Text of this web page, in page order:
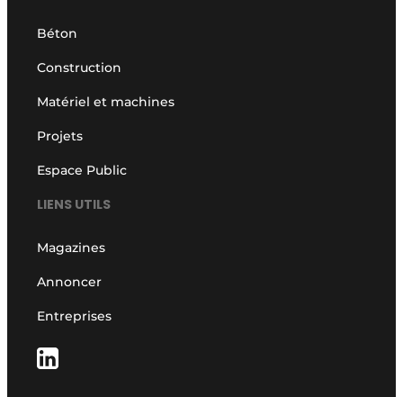
Béton
Construction
Matériel et machines
Projets
Espace Public
LIENS UTILS
Magazines
Annoncer
Entreprises